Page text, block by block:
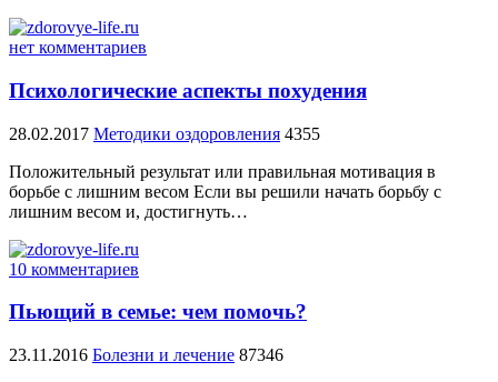
нет комментариев
Психологические аспекты похудения
28.02.2017 Методики оздоровления 4355
Положительный результат или правильная мотивация в
борьбе с лишним весом Если вы решили начать борьбу с
лишним весом и, достигнуть…
10 комментариев
Пьющий в семье: чем помочь?
23.11.2016 Болезни и лечение 87346